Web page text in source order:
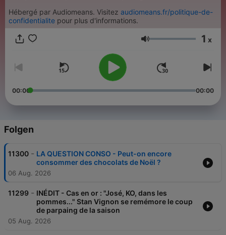
Hébergé par Audiomeans. Visitez audiomeans.fr/politique-de-
confidentialite pour plus d'informations.
Lautstärke 1 x
00:00 00:00
Folgen
11300 - LA QUESTION CONSO - Peut-on encore
consommer des chocolats de Noël ?
06 Aug. 2026
11299 - INÉDIT - Cas en or : "José, KO, dans les
pommes..." Stan Vignon se remémore le coup
de parpaing de la saison
05 Aug. 2026